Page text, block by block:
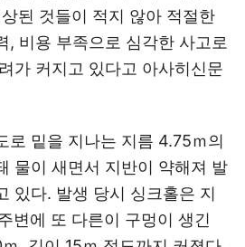
된 것들이 적지 않아 적절한
, 비용 부족으로 심각한 사고로
가 커지고 있다고 아사히신문
로 밑을 지나는 지름 4.75ｍ의
물이 새면서 지반이 약해져 발
있다. 발생 당시 싱크홀은 지
변에 또 다른이 구멍이 생긴